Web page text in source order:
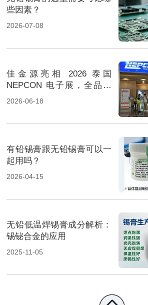
些因素？
2026-07-08
佳金源亮相 2026 泰国
NEPCON 电子展，全品类
焊料重磅展出，高性能锡膏
2026-06-18
有铅锡膏跟无铅锡膏可以一
起用吗？
2026-04-15
无铅低温焊锡膏成分解析：
锡铋合金的应用
2025-11-05